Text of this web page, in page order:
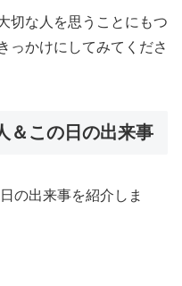
切な人を思うことにもつ
っかけにしてみてくださ
＆この日の出来事
の出来事を紹介しま